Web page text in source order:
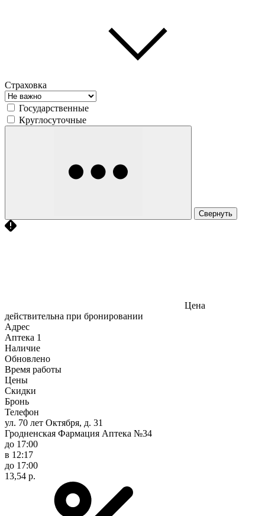
Страховка
Государственные
Круглосуточные
Свернуть
Цена
действительна при бронировании
Адрес
Аптека 1
Наличие
Обновлено
Время работы
Цены
Скидки
Бронь
Телефон
ул. 70 лет Октября, д. 31
Гродненская Фармация Аптека №34
до 17:00
в 12:17
до 17:00
13,54 р.